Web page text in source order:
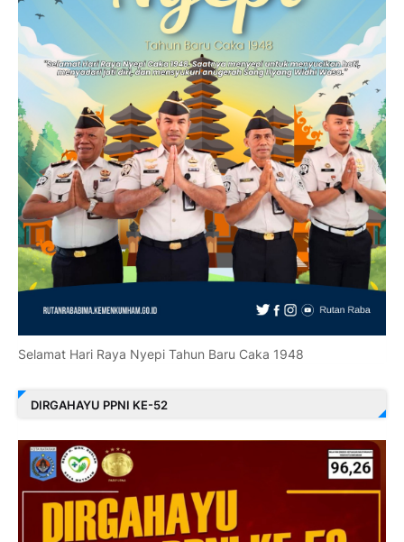
Selamat Hari Raya Nyepi Tahun Baru Caka 1948
DIRGAHAYU PPNI KE-52